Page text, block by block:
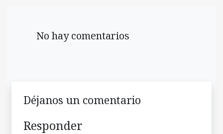
No hay comentarios
Déjanos un comentario
Responder